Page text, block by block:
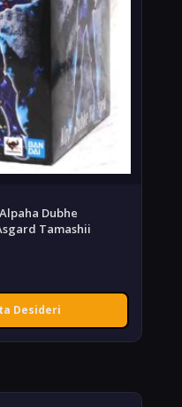
Dubhe
Tamashii
Desideri